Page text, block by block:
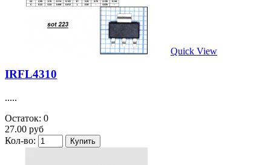
Quick View
IRFL4310
.....
Остаток: 0
27.00 руб
Кол-во: